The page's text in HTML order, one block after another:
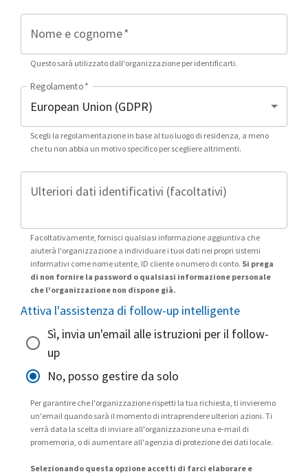
Nome e cognome*
Questo sarà utilizzato dall'organizzazione per identificarti.
Regolamento*
Scegli la regolamentazione in base al tuo luogo di residenza, a meno
che tu non abbia un motivo specifico per scegliere altrimenti.
Ulteriori dati identificativi (facoltativi)
Facoltativamente, fornisci qualsiasi informazione aggiuntiva che
aiuterà l'organizzazione a individuare i tuoi dati nei propri sistemi
informativi come nome utente, ID cliente o numero di conto. Si prega
di non fornire la password o qualsiasi informazione personale
che l'organizzazione non dispone già.
Attiva l'assistenza di follow-up intelligente
Sì, invia un'email alle istruzioni per il follow-
up
No, posso gestire da solo
Per garantire che l'organizzazione rispetti la tua richiesta, ti invieremo
un'email quando sarà il momento di intraprendere ulteriori azioni. Ti
verrà data la scelta di inviare all'organizzazione una e-mail di
promemoria, o di aumentare all'agenzia di protezione dei dati locale.
Selezionando questa opzione accetti di farci elaborare e